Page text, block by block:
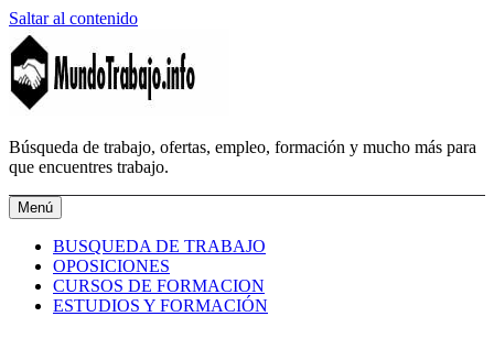
Saltar al contenido
MundoTrabajo.info
Búsqueda de trabajo, ofertas, empleo, formación y mucho más para
que encuentres trabajo.
Menú
BUSQUEDA DE TRABAJO
OPOSICIONES
CURSOS DE FORMACION
ESTUDIOS Y FORMACIÓN